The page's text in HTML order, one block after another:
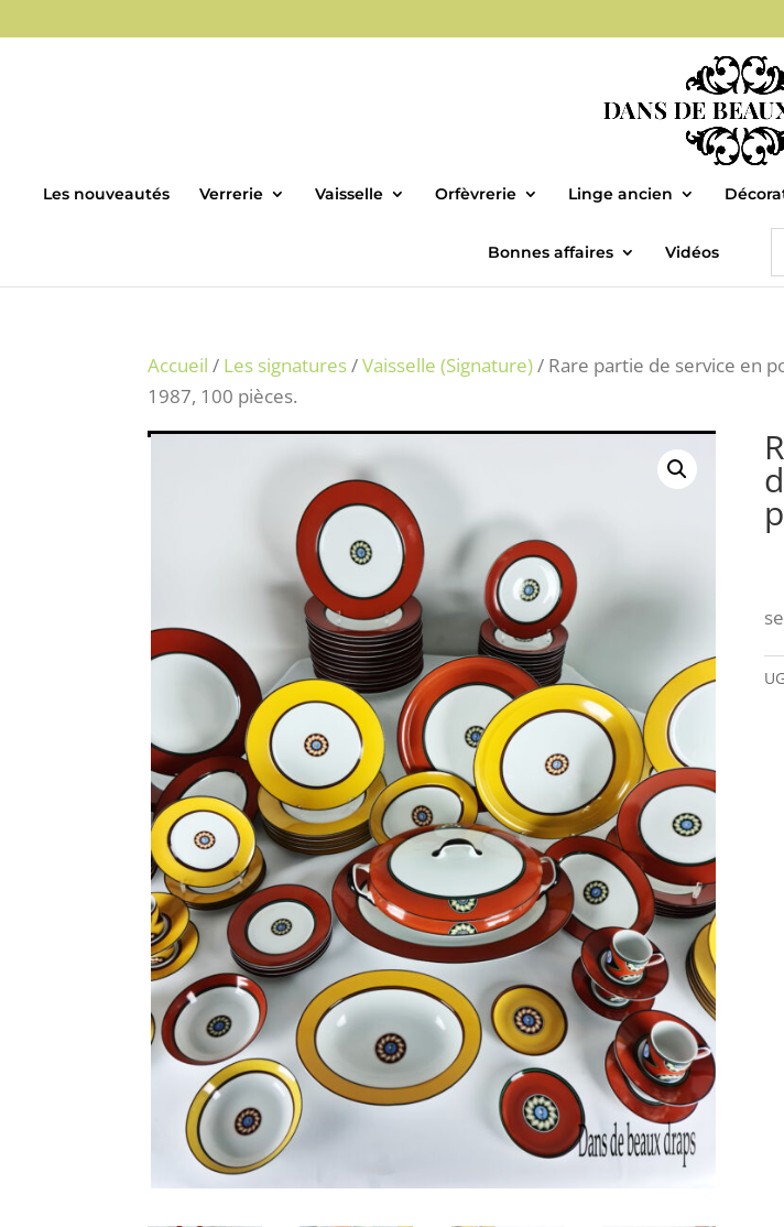
Les nouveautés Verrerie Vaisselle Orfèvrerie Linge ancien
Bonnes affaires Vidéos
Accueil / Les signatures/Vaisselle (Signature)/ Rare partie de service en
1987, 100 pièces.